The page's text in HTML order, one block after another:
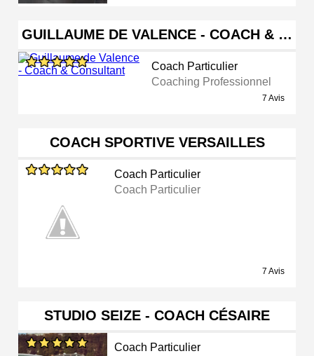
GUILLAUME DE VALENCE - COACH & …
Coach Particulier
Coaching Professionnel
7 Avis
COACH SPORTIVE VERSAILLES
Coach Particulier
Coach Particulier
7 Avis
STUDIO SEIZE - COACH CÉSAIRE
Coach Particulier